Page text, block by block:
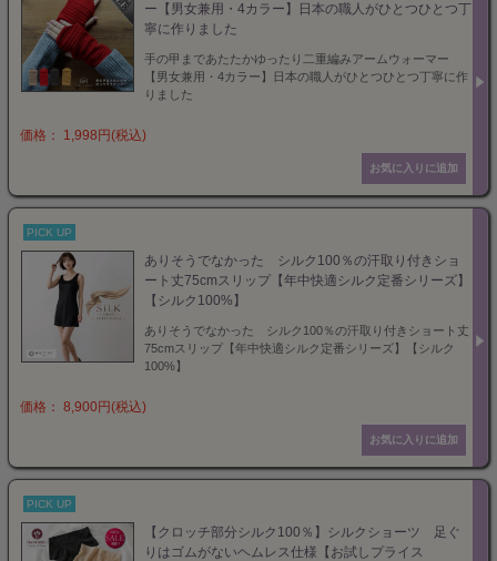
ー【男女兼用・4カラー】日本の職人がひとつひとつ丁
寧に作りました
手の甲まであたたかゆったり二重編みアームウォーマー
【男女兼用・4カラー】日本の職人がひとつひとつ丁寧に作
りました
価格： 1,998円(税込)
PICK UP
ありそうでなかった シルク100％の汗取り付きショ
ート丈75cmスリップ【年中快適シルク定番シリーズ】
【シルク100%】
ありそうでなかった シルク100％の汗取り付きショート丈
75cmスリップ【年中快適シルク定番シリーズ】【シルク
100%】
価格： 8,900円(税込)
PICK UP
【クロッチ部分シルク100％】シルクショーツ 足ぐ
りはゴムがないヘムレス仕様【お試しプライス